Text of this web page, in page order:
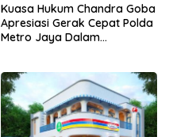
Kuasa Hukum Chandra Goba
Apresiasi Gerak Cepat Polda
Metro Jaya Dalam
Terhadap Anak